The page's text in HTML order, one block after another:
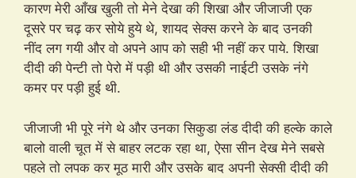
कारण मेरी आँख खुली तो मेने देखा की शिखा और जीजाजी एक
दूसरे पर चढ़ कर सोये हुये थे, शायद सेक्स करने के बाद उनकी
नींद लग गयी और वो अपने आप को सही भी नहीं कर पाये. शिखा
दीदी की पेन्टी तो पेरो में पड़ी थी और उसकी नाईटी उसके नंगे
कमर पर पड़ी हुई थी.
जीजाजी भी पूरे नंगे थे और उनका सिकुडा लंड दीदी की हल्के काले
बालो वाली चूत में से बाहर लटक रहा था, ऐसा सीन देख मेने सबसे
पहले तो लपक कर मूठ मारी और उसके बाद अपनी सेक्सी दीदी की